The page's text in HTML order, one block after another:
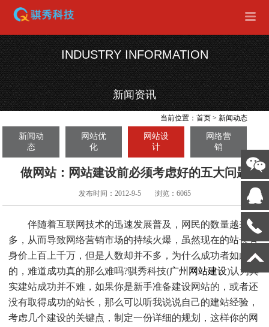
INDUSTRY INFORMATION
新闻资讯
当前位置：首页 >新闻动态
新闻动
态
网站优
化
网站设
计
网络营
销
做网站：网站建设前必须考虑好的五大问题
发布时间：2012-9-5 浏览：6065
伴随着互联网技术的迅速发展普及，网民的数量越来越
多，从而导致网络营销市场的持续火爆，虽然现在的站长有
身价上百上千万，但是人数却并不多，为什么成功者如此少
的，难道成功真的那么难吗?骐秀科技(广州网站建设)认为其
实建站成功并不难，如果你是新手准备建设网站的，或者还
没有取得成功的站长，那么可以听我说说自己的建站经验，
考虑几个建设的关键点，制定一份详细的规划，这样你的网